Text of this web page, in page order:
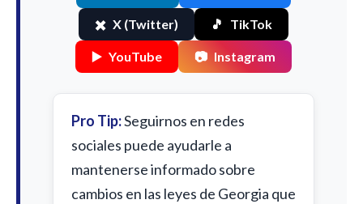
✖️ X (Twitter) 🎵 TikTok
▶️ YouTube 📷 Instagram
Pro Tip:Seguirnos en redes
sociales puede ayudarle a
mantenerse informado sobre
cambios en las leyes de Georgia que